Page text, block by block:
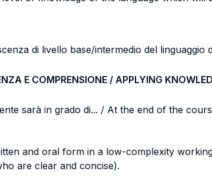
di livello base/intermedio del linguaggio
E COMPRENSIONE / APPLYING
sarà in grado di... / At the end of the
and oral form in a low-complexity
are clear and concise).